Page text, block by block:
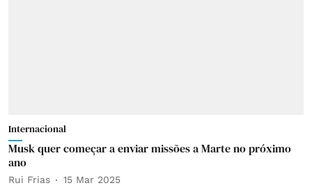
Internacional
Musk quer começar a enviar missões a Marte no próximo
ano
Rui Frias 15 Mar 2025